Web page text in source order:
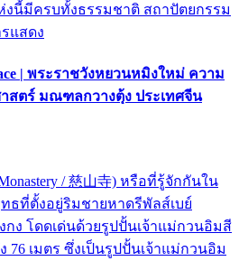
งนี้มีครบทั้งธรรมชาติ สถาปัตยกรรม
แสดง
| พระราชวังหยวนหมิงใหม่ ความ
สตร์ มณฑลกวางตุ้ง ประเทศจีน
/ 慈山寺) หรือที่รู้จักกันใน
ธที่ตั้งอยู่ริมชายหาดรีพัลส์เบย์
งกง โดดเด่นด้วยรูปปั้นเจ้าแม่กวนอิมสี
เมตร ซึ่งเป็นรูปปั้นเจ้าแม่กวนอิม